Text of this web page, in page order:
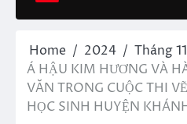
Home 2024 Tháng 11
Á HẬU KIM HƯƠNG VÀ
VĂN TRONG CUỘC THI
HỌC SINH HUYỆN